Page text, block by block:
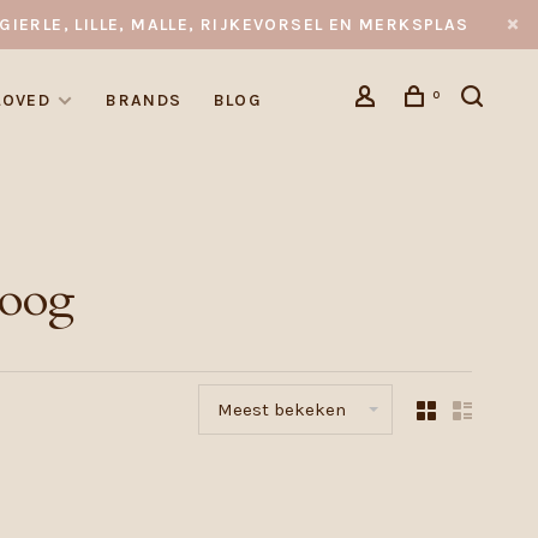
LILLE, MALLE, RIJKEVORSEL EN MERKSPLAS
BRANDS BLOG 0
Meest bekeken